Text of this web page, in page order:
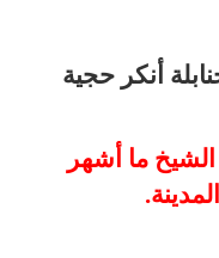
أنكر حجية
الشيخ ما أشهر